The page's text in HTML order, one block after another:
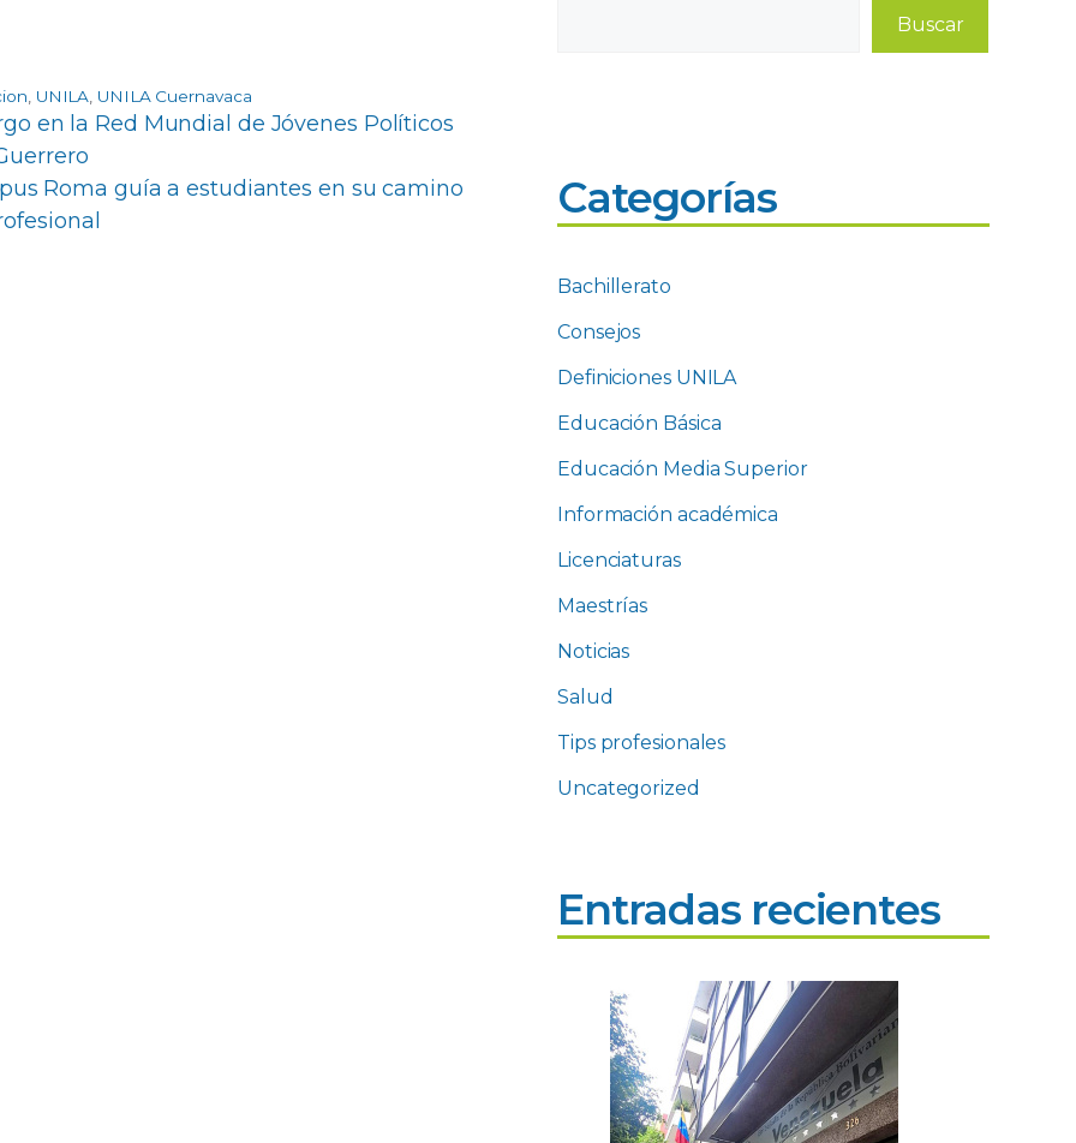
UNILA UNILA Cuernavaca
en la Red Mundial de Jóvenes Políticos
Roma guía a estudiantes en su camino
Buscar
Categorías
Bachillerato
Consejos
Definiciones UNILA
Educación Básica
Educación Media Superior
Información académica
Licenciaturas
Maestrías
Noticias
Salud
Tips profesionales
Uncategorized
Entradas recientes